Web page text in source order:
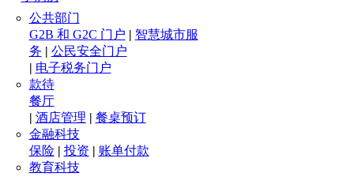
公共部门
G2B 和 G2C 门户 | 智慧城市服
务 | 公民安全门户
| 电子税务门户
款待
餐厅
| 酒店管理 | 餐桌预订
金融科技
保险| 投资 | 账单付款
教育科技